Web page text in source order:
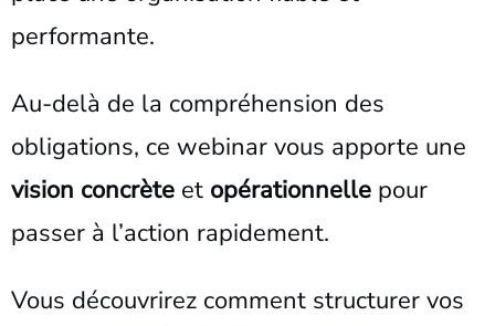
performante.
Au-delà de la compréhension des
obligations, ce webinar vous apporte une
vision concrète et opérationnelle pour
passer à l’action rapidement.
Vous découvrirez comment structurer vos